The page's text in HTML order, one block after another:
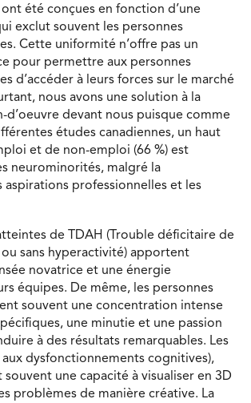
été conçues en fonction d’une
exclut souvent les personnes
Cette uniformité n’offre pas un
pour permettre aux personnes
d’accéder à leurs forces sur le marché
nous avons une solution à la
d’oeuvre devant nous puisque comme
études canadiennes, un haut
et de non-emploi (66 %) est
neurominorités, malgré la
professionnelles et les
de TDAH (Trouble déficitaire de
ou sans hyperactivité) apportent
novatrice et une énergie
équipes. De même, les personnes
souvent une concentration intense
une minutie et une passion
à des résultats remarquables. Les
aux dysfonctionnements cognitives),
souvent une capacité à visualiser en 3D
problèmes de manière créative. La